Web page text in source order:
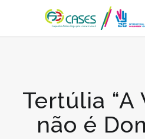
Tertúlia “A
não é